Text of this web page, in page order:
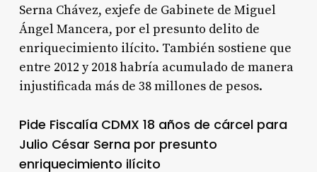
Serna Chávez, exjefe de Gabinete de Miguel
Ángel Mancera, por el presunto delito de
enriquecimiento ilícito. También sostiene que
entre 2012 y 2018 habría acumulado de manera
injustificada más de 38 millones de pesos.
Pide Fiscalía CDMX 18 años de cárcel para
Julio César Serna por presunto
enriquecimiento ilícito